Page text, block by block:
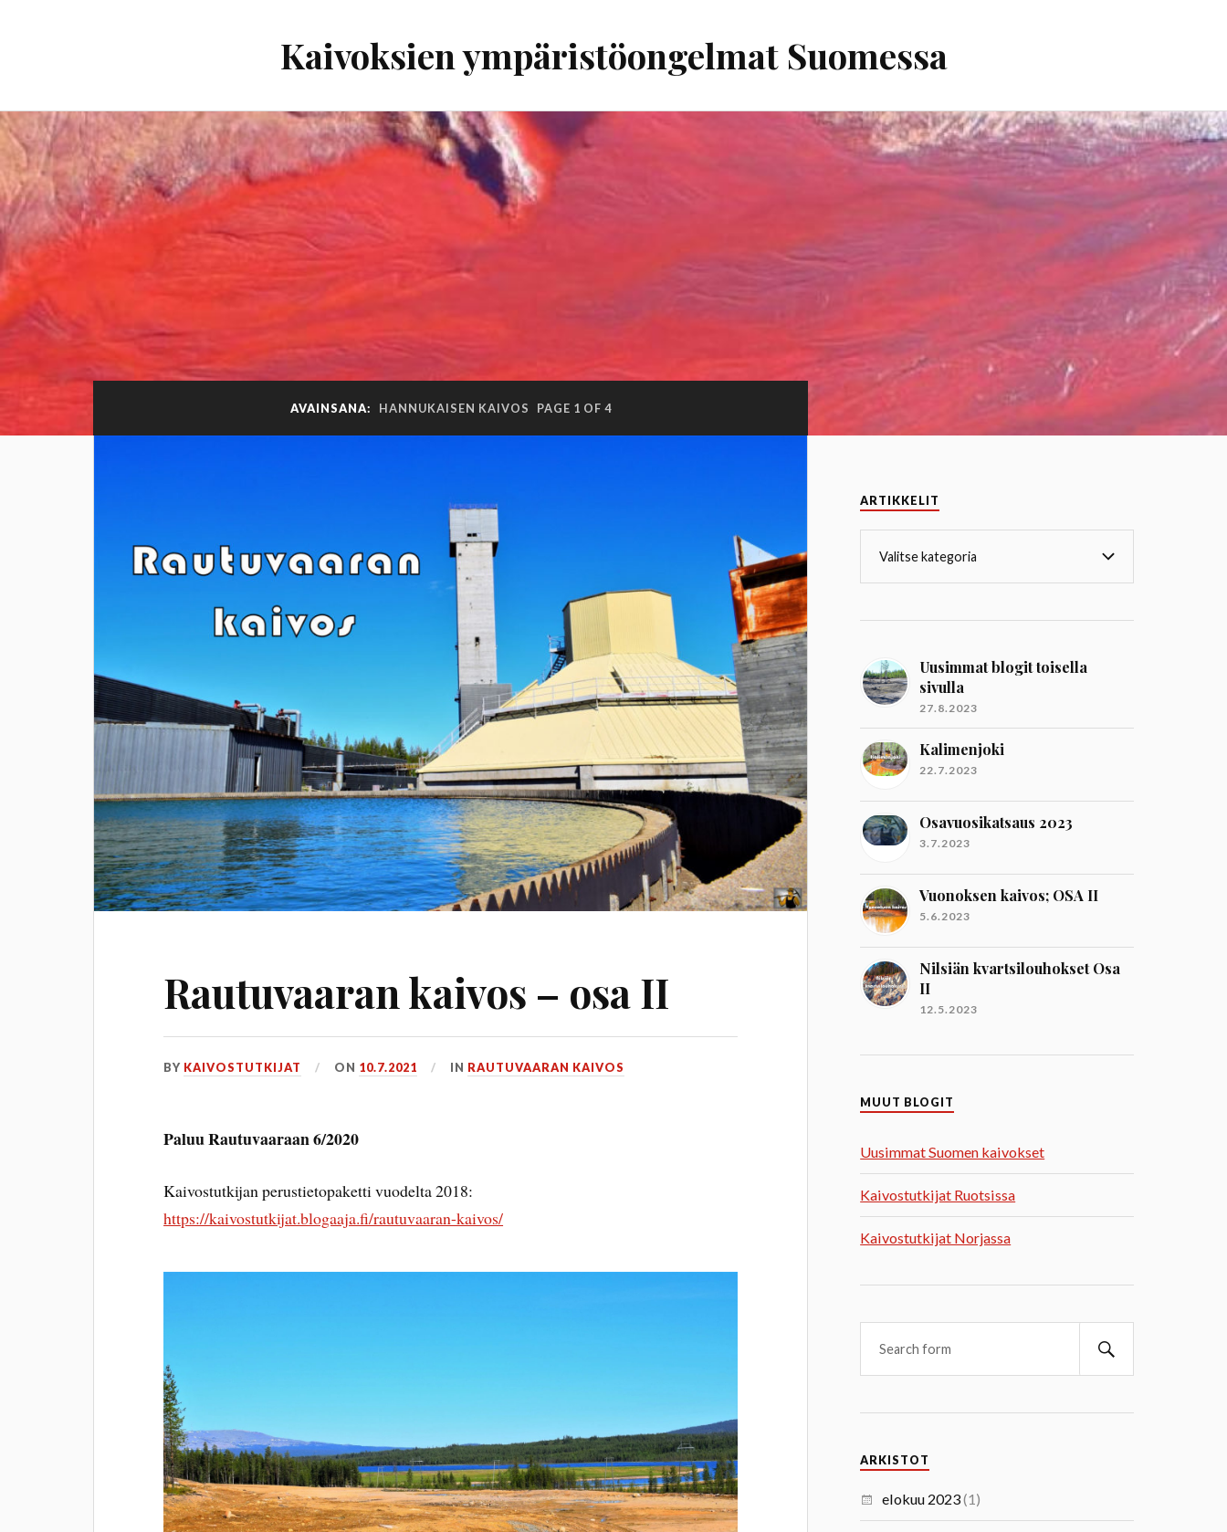
Kaivoksien ympäristöongelmat Suomessa
AVAINSANA: HANNUKAISEN KAIVOS PAGE 1 OF 4
Rautuvaaran kaivos – osa II
BY KAIVOSTUTKIJAT ON 10.7.2021 IN RAUTUVAARAN KAIVOS
Paluu Rautuvaaraan 6/2020
Kaivostutkijan perustietopaketti vuodelta 2018:
https://kaivostutkijat.blogaaja.fi/rautuvaaran-kaivos/
ARTIKKELIT
Uusimmat blogit toisella
sivulla
27.8.2023
Kalimenjoki
22.7.2023
Osavuosikatsaus 2023
3.7.2023
Vuonoksen kaivos; OSA II
5.6.2023
Nilsiän kvartsilouhokset Osa
II
12.5.2023
MUUT BLOGIT
Uusimmat Suomen kaivokset
Kaivostutkijat Ruotsissa
Kaivostutkijat Norjassa
ARKISTOT
elokuu 2023(1)